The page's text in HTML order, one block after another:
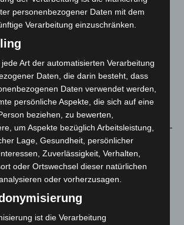
1.271
personenbezogener Daten mit dem
Verarbeitung einzuschränken.
Art der automatisierten Verarbeitung
Daten, die darin besteht, dass
Daten verwendet werden,
persönliche Aspekte, die sich auf eine
beziehen, zu bewerten,
um Aspekte bezüglich Arbeitsleistung,
Lage, Gesundheit, persönlicher
Zuverlässigkeit, Verhalten,
oder Ortswechsel dieser natürlichen
oder vorherzusagen.
ist die Verarbeitung